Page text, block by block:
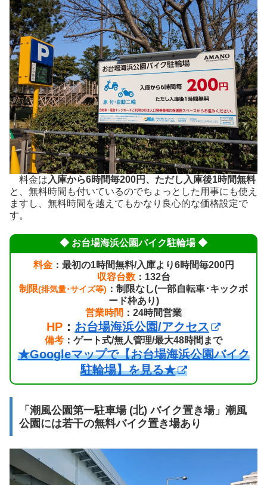
料金は 入庫から6時間毎200円、ただし入庫後1時間無料
と、無料時間も付いているのでちょっとした用事にも使え
ますし、無料時間を越えてもかなり良心的な価格設定で
す。
◆ お台場海浜公園バイク駐輪場 ◆
料金：最初の1時間無料/入庫より6時間毎200円
収容台数：132台
制限(排気量･サイズ等) ：制限なし(一部自転車･キックボ
ード枠あり)
営業時間 ：24時間営業
HP ： お台場海浜公園/アクセス
備考 ：ゲート式/無人管理/最大48時間まで
★Googleマップで【お台場海浜公園バイク
駐輪場】を見る★
「潮風公園第一駐車場 (北) バイク置き場」潮風
公園には若干の無料バイク置き場あり